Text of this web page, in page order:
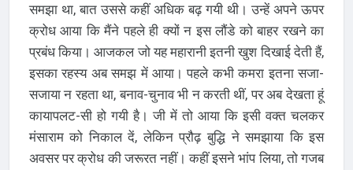
समझा था, बात उससे कहीं अधिक बढ़ गयी थी। उन्हें अपने ऊपर
क्रोध आया कि मैंने पहले ही क्यों न इस लौंडे को बाहर रखने का
प्रबंध किया। आजकल जो यह महारानी इतनी खुश दिखाई देती हैं,
इसका रहस्य अब समझ में आया। पहले कभी कमरा इतना सजा-
सजाया न रहता था, बनाव-चुनाव भी न करती थीं, पर अब देखता हूं
कायापलट-सी हो गयी है। जी में तो आया कि इसी वक्त चलकर
मंसाराम को निकाल दें, लेकिन प्रौढ़ बुद्धि ने समझाया कि इस
अवसर पर क्रोध की जरूरत नहीं। कहीं इसने भांप लिया, तो गजब